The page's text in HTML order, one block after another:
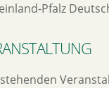
Pfalz